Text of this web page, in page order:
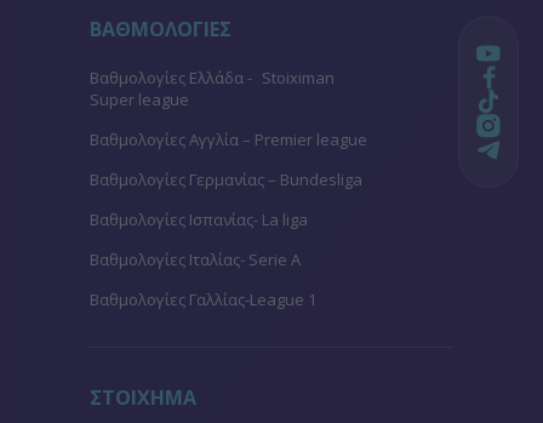
ΒΑΘΜΟΛΟΓΙΕΣ
Βαθμολογίες Ελλάδα - Stoiximan
Super league
Βαθμολογίες Aγγλία – Premier league
Βαθμολογίες Γερμανίας – Bundesliga
Βαθμολογίες Ισπανίας- La liga
Βαθμολογίες Ιταλίας- Serie A
Βαθμολογίες Γαλλίας-League 1
ΣΤΟΙΧΗΜΑ